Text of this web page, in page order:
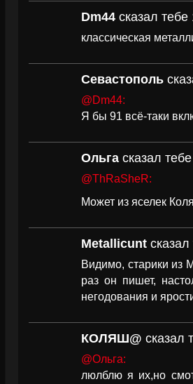
Dm44 сказал
классическая
Севастополь
@Dm44:
Я бы 91 всё-таки
Ольга сказал
@ThRaSheR:
Может из яселек
Metallicunt
Видимо, старики из
раз он пишет,
негодования и
КОЛЯШ@ сказал
@Ольга:
люлблю я их,но